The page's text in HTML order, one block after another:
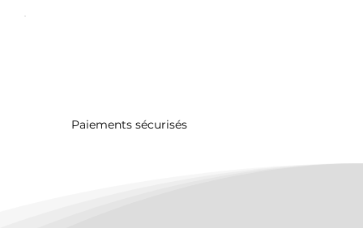
Paiements sécurisés